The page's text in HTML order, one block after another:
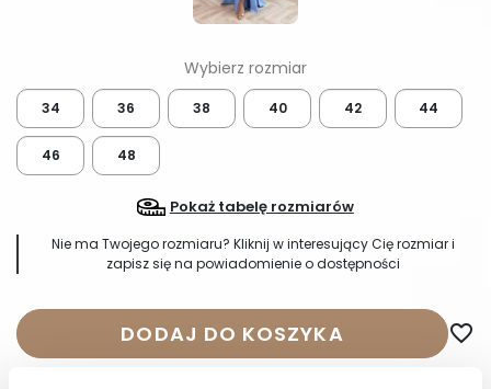
34 36 38 40 42 44
46 48
Pokaż tabelę rozmiarów
Nie ma Twojego rozmiaru? Kliknij w interesujący Cię rozmiar i
zapisz się na powiadomienie o dostępności
DODAJ DO KOSZYKA favorite_border